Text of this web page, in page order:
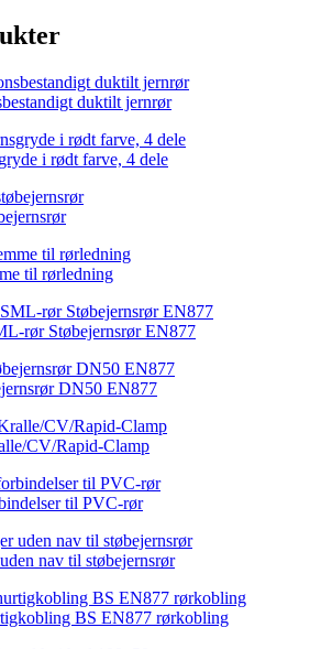
duktilt jernrør
i rødt farve, 4 dele
til rørledning
rør Støbejernsrør EN877
DN50 EN877
CV/Rapid-Clamp
til PVC-rør
nav til støbejernsrør
BS EN877 rørkobling